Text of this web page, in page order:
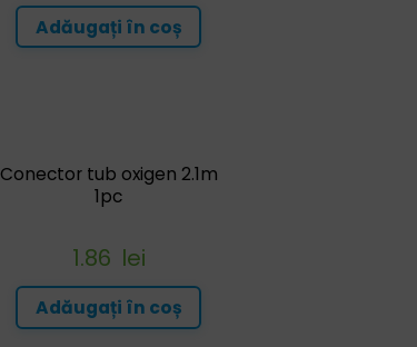
Adăugați în coș
Conector tub oxigen 2.1m
1pc
1.86 lei
Adăugați în coș